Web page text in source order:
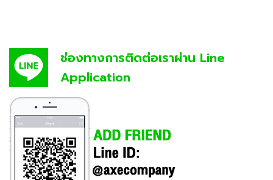
ช่องทางการติดต่อเราผ่าน Line
Application